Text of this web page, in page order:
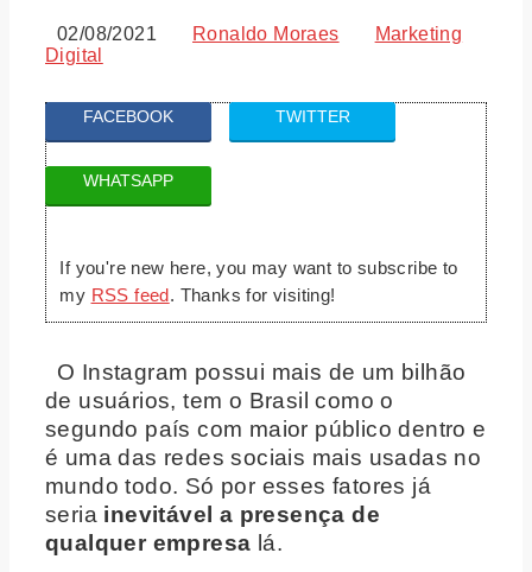
02/08/2021 Ronaldo Moraes
Marketing
Digital
FACEBOOK TWITTER
WHATSAPP
If you're new here, you may want to subscribe to
my RSS feed. Thanks for visiting!
O Instagram possui mais de um bilhão
de usuários, tem o Brasil como o
segundo país com maior público dentro e
é uma das redes sociais mais usadas no
mundo todo. Só por esses fatores já
seria inevitável a presença de
qualquer empresa lá.